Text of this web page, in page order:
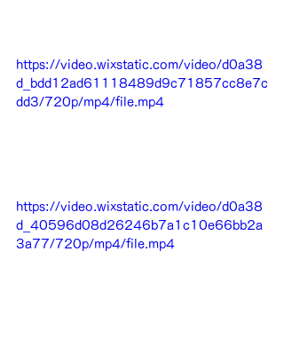
https://video.wixstatic.com/video/d0a38
d_bdd12ad61118489d9c71857cc8e7c
dd3/720p/mp4/file.mp4
https://video.wixstatic.com/video/d0a38
d_40596d08d26246b7a1c10e66bb2a
3a77/720p/mp4/file.mp4